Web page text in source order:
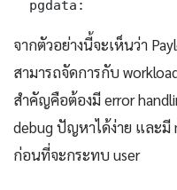
  pgdata:
จากตัวอย่างนี้จะเห็นว่า
สามารถจัดการกับ
สำคัญคือต้องมี error
debug ปัญหาได้ง่าย และ
ก่อนที่จะกระทบ user